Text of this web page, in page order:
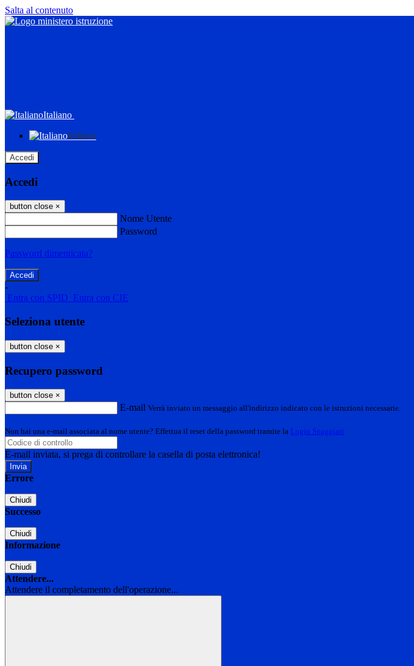
Salta al contenuto
Italiano
Italiano
Accedi
Accedi
button close ×
Nome Utente
Password
Password dimenticata?
-
Entra con SPID Entra con CIE
Seleziona utente
button close ×
Recupero password
button close ×
E-mail Verrà inviato un messaggio all'indirizzo indicato con le istruzioni necessarie.
Non hai una e-mail associata al nome utente? Effettua il reset della password tramite la Login Spaggiari
E-mail inviata, si prega di controllare la casella di posta elettronica!
Errore
Chiudi
Successo
Chiudi
Informazione
Chiudi
Attendere...
Attendere il completamento dell'operazione...